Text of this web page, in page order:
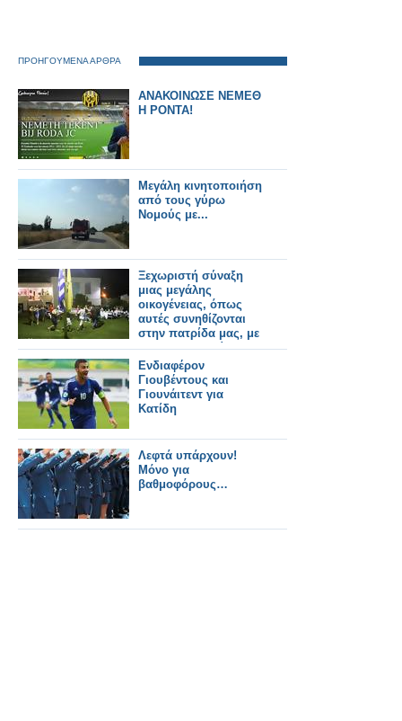
ΠΡΟΗΓΟΥΜΕΝΑ ΑΡΘΡΑ
ΑΝΑΚΟΙΝΩΣΕ ΝΕΜΕΘ
Η ΡΟΝΤΑ!
Μεγάλη κινητοποιήση
από τους γύρω
Νομούς με...
Ξεχωριστή σύναξη
μιας μεγάλης
οικογένειας, όπως
αυτές συνηθίζονται
στην πατρίδα μας, με
τον Μητροπολίτη
Μαντινείας και
Κυνουρίας στην
Τρίπολη
Ενδιαφέρον
Γιουβέντους και
Γιουνάιτεντ για
Κατίδη
Λεφτά υπάρχουν!
Μόνο για
βαθμοφόρους…